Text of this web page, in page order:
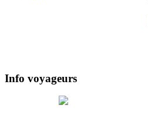
Info voyageurs